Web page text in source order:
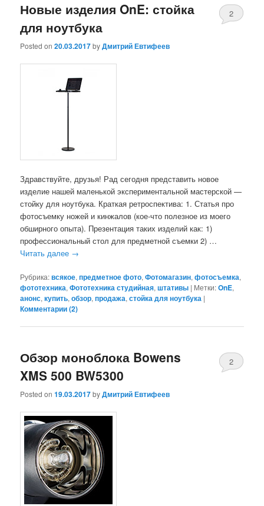
Новые изделия OnE: стойка
для ноутбука
Posted on20.03.2017byДмитрий Евтифеев
2
Здравствуйте, друзья! Рад сегодня представить новое
изделие нашей маленькой экспериментальной мастерской —
стойку для ноутбука. Краткая ретроспектива: 1. Статья про
фотосъемку ножей и кинжалов (кое-что полезное из моего
обширного опыта). Презентация таких изделий как: 1)
профессиональный стол для предметной съемки 2) …
Читать далее →
Рубрика:всякое,предметное фото,Фотомагазин,фотосъемка,
фототехника,Фототехника студийная,штативы | Метки:OnE,
анонс,купить,обзор,продажа,стойка для ноутбука |
Комментарии (2)
Обзор моноблока Bowens
XMS 500 BW5300
Posted on19.03.2017byДмитрий Евтифеев
2